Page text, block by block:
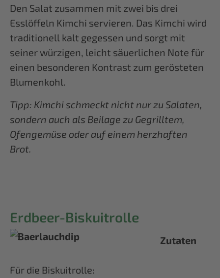
Den Salat zusammen mit zwei bis drei
Esslöffeln Kimchi servieren. Das Kimchi wird
traditionell kalt gegessen und sorgt mit
seiner würzigen, leicht säuerlichen Note für
einen besonderen Kontrast zum gerösteten
Blumenkohl.
Tipp: Kimchi schmeckt nicht nur zu Salaten,
sondern auch als Beilage zu Gegrilltem,
Ofengemüse oder auf einem herzhaften
Brot.
Erdbeer-Biskuitrolle
Zutaten
Für die Biskuitrolle: